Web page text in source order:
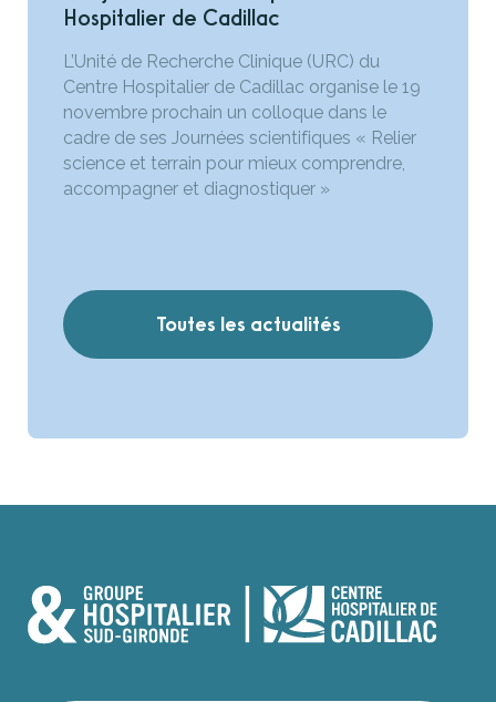
Hospitalier de Cadillac
L’Unité de Recherche Clinique (URC) du
Centre Hospitalier de Cadillac organise le 19
novembre prochain un colloque dans le
cadre de ses Journées scientifiques « Relier
science et terrain pour mieux comprendre,
accompagner et diagnostiquer »
Toutes les actualités